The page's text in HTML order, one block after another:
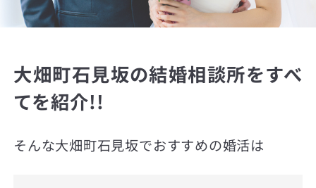
大畑町石見坂の結婚相談所をすべ
てを紹介!!
そんな大畑町石見坂でおすすめの婚活は